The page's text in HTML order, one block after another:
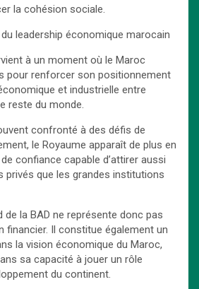
la cohésion sociale.
leadership économique marocain
à un moment où le Maroc
pour renforcer son positionnement
et industrielle entre
reste du monde.
confronté à des défis de
le Royaume apparaît de plus en
confiance capable d’attirer aussi
privés que les grandes institutions
de la BAD ne représente donc pas
financier. Il constitue également un
la vision économique du Maroc,
sa capacité à jouer un rôle
du continent.